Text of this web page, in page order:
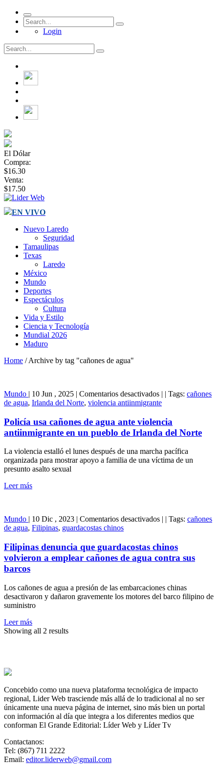
Login
El Dólar
Compra:
$16.30
Venta:
$17.50
EN VIVO
Nuevo Laredo
Seguridad
Tamaulipas
Texas
Laredo
México
Mundo
Deportes
Espectáculos
Cultura
Vida y Estilo
Ciencia y Tecnología
Mundial 2026
Maduro
Home / Archive by tag "cañones de agua"
Mundo | 10 Jun , 2025 | Comentarios desactivadosen
Policía
cañones
de
agua
violencia
antiinmigrante
del
Norte
| | Tags: cañones
de agua, Irlanda del Norte, violencia antiinmigrante
Policía usa cañones de agua ante violencia
antiinmigrante en un pueblo de Irlanda del Norte
La violencia estalló el lunes después de una marcha pacífica
organizada para mostrar apoyo a familia de una víctima de un
presunto asalto sexual
Leer más
Mundo | 10 Dic , 2023 | Comentarios desactivadosen
que
guardacostas
chinos
emplear
cañones
| | Tags: cañones
de agua, Filipinas, guardacostas chinos
Filipinas denuncia que guardacostas chinos
volvieron a emplear cañones de agua contra sus
barcos
Los cañones de agua a presión de las embarcaciones chinas
desactivaron y dañaron gravemente los motores del barco filipino de
suministro
Leer más
Showing all 2 results
Concebido como una nueva plataforma tecnológica de impacto
regional, Lider Web trasciende más allá de lo tradicional al no ser
únicamente una nueva página de internet, sino más bien un portal
con información al día que integra a los diferentes medios que
conforman El Grande Editorial: Líder Web y Líder Tv
Contactanos:
Tel: (867) 711 2222
Email: editor.liderweb@gmail.com